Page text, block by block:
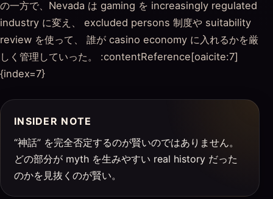
の一方で、Nevada は gaming を increasingly regulated
industry に変え、 excluded persons 制度や suitability
review を使って、 誰が casino economy に入れるかを厳
しく管理していった。 :contentReference[oaicite:7]
{index=7}
INSIDER NOTE
“神話” を完全否定するのが賢いのではありません。
どの部分が myth を生みやすい real history だった
のかを見抜くのが賢い。